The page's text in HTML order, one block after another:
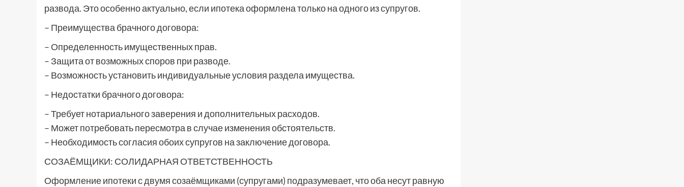
развода. Это особенно актуально, если ипотека оформлена только на одного из супругов.
– Преимущества брачного договора:
– Определенность имущественных прав.
– Защита от возможных споров при разводе.
– Возможность установить индивидуальные условия раздела имущества.
– Недостатки брачного договора:
– Требует нотариального заверения и дополнительных расходов.
– Может потребовать пересмотра в случае изменения обстоятельств.
– Необходимость согласия обоих супругов на заключение договора.
СОЗАЁМЩИКИ: СОЛИДАРНАЯ ОТВЕТСТВЕННОСТЬ
Оформление ипотеки с двумя созаёмщиками (супругами) подразумевает, что оба несут равную